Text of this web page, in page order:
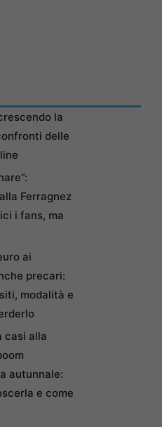
la
delle
Ferragnez
i fans, ma
ai
precari:
modalità e
casi alla
autunnale:
e come